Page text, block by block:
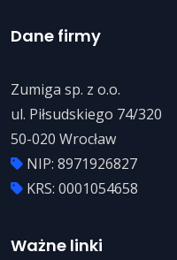
Dane firmy
Zumiga sp. z o.o.
ul. Piłsudskiego 74/320
50-020 Wrocław
NIP: 8971926827
KRS: 0001054658
Ważne linki